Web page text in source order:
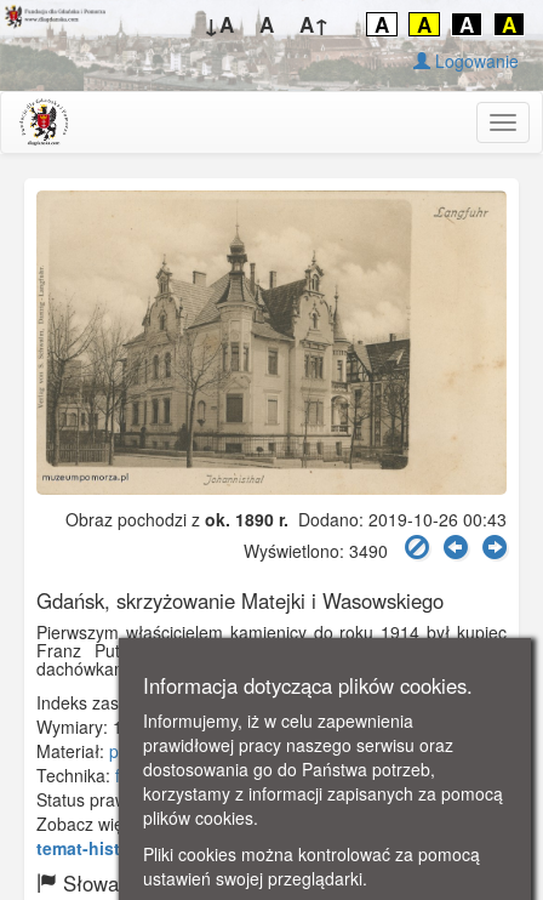
↓A A A↑ A A A A
Logowanie
Obraz pochodzi z ok. 1890 r. Dodano: 2019-10-26 00:43
Wyświetlono: 3490
Gdańsk, skrzyżowanie Matejki i Wasowskiego
Pierwszym właścicielem kamienicy do roku 1914 był kupiec
Franz Puttkamer. Dom posiadał dach kryty kolorowymi
dachówkami we wzorki. Obecnie są one pomieszane.
Indeks zasobu:
GSP00623
Wymiary: 138 x 86 mm
Materiał: pocztówka
Technika: fotografia czarno-biała
Status prawny:Użycie Niekomercyjne
Zobacz więcej:https://www.gdanskstrefa.com/nieco-
temat-historii-wrzeszcza-cz-1/
Słowa kluczowe:
Informacja dotycząca plików cookies.
Informujemy, iż w celu zapewnienia
prawidłowej pracy naszego serwisu oraz
dostosowania go do Państwa potrzeb,
korzystamy z informacji zapisanych za pomocą
plików cookies.
Pliki cookies można kontrolować za pomocą
ustawień swojej przeglądarki.